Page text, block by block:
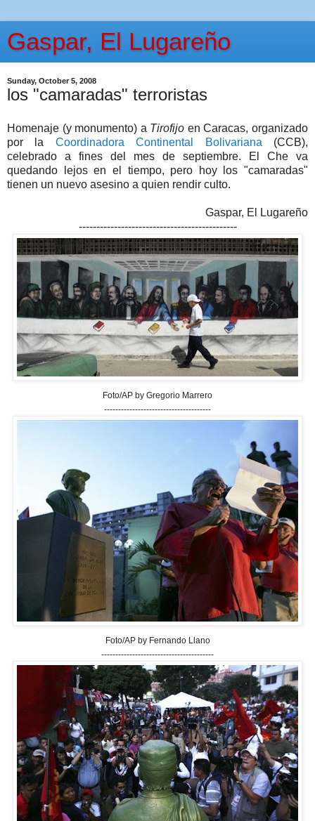
Gaspar, El Lugareño
Sunday, October 5, 2008
los "camaradas" terroristas
Homenaje (y monumento) a Tirofijo en Caracas, organizado
por la Coordinadora Continental Bolivariana (CCB),
celebrado a fines del mes de septiembre. El Che va
quedando lejos en el tiempo, pero hoy los "camaradas"
tienen un nuevo asesino a quien rendir culto.
Gaspar, El Lugareño
---------------------------------------------
Foto/AP by Gregorio Marrero
--------------------------------------
Foto/AP by Fernando Llano
----------------------------------------